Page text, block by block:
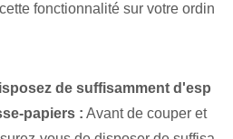
fonctionnalité sur votre ordin
de suffisamment d'esp
papiers : Avant de couper et